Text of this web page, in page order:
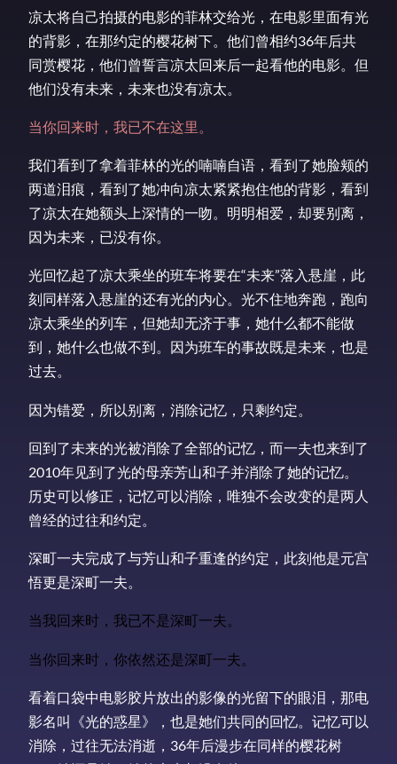
凉太将自己拍摄的电影的菲林交给光，在电影里面有光
的背影，在那约定的樱花树下。他们曾相约36年后共
同赏樱花，他们曾誓言凉太回来后一起看他的电影。但
他们没有未来，未来也没有凉太。
当你回来时，我已不在这里。
我们看到了拿着菲林的光的喃喃自语，看到了她脸颊的
两道泪痕，看到了她冲向凉太紧紧抱住他的背影，看到
了凉太在她额头上深情的一吻。明明相爱，却要别离，
因为未来，已没有你。
光回忆起了凉太乘坐的班车将要在“未来”落入悬崖，此
刻同样落入悬崖的还有光的内心。光不住地奔跑，跑向
凉太乘坐的列车，但她却无济于事，她什么都不能做
到，她什么也做不到。因为班车的事故既是未来，也是
过去。
因为错爱，所以别离，消除记忆，只剩约定。
回到了未来的光被消除了全部的记忆，而一夫也来到了
2010年见到了光的母亲芳山和子并消除了她的记忆。
历史可以修正，记忆可以消除，唯独不会改变的是两人
曾经的过往和约定。
深町一夫完成了与芳山和子重逢的约定，此刻他是元宫
悟更是深町一夫。
当我回来时，我已不是深町一夫。
当你回来时，你依然还是深町一夫。
看着口袋中电影胶片放出的影像的光留下的眼泪，那电
影名叫《光的惑星》，也是她们共同的回忆。记忆可以
消除，过往无法消逝，36年后漫步在同样的樱花树